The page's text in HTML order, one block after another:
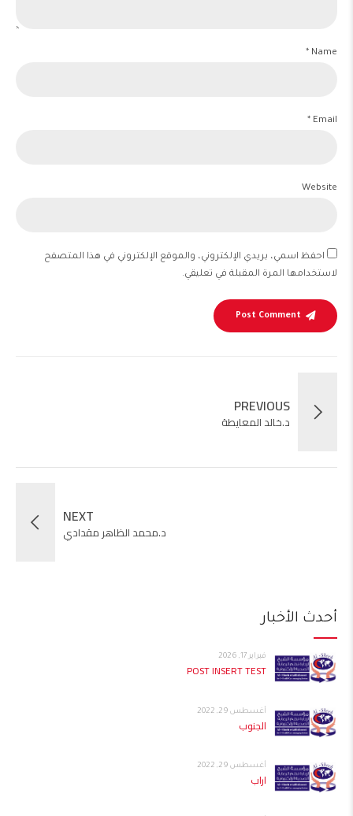
Name *
Email *
Website
احفظ اسمي، بريدي الإلكتروني، والموقع الإلكتروني في هذا المتصفح
لاستخدامها المرة المقبلة في تعليقي.
Post Comment
PREVIOUS
د.خالد المعايطة
NEXT
د.محمد الظاهر مقدادي
أحدث الأخبار
فبراير 17, 2026
POST INSERT TEST
أغسطس 29, 2022
الجنوب
أغسطس 29, 2022
اراب